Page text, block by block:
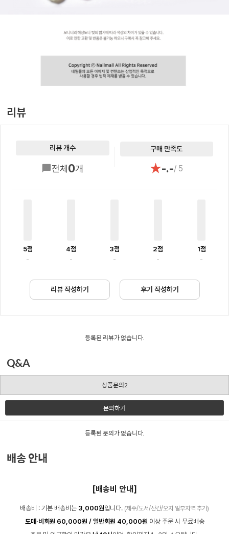
리뷰
리뷰 개수
전체0개
구매 만족도
★-.-/ 5
5점
-
4점
-
3점
-
2점
-
1점
-
리뷰 작성하기 후기 작성하기
등록된 리뷰가 없습니다.
Q&A
상품문의2
문의하기
등록된 문의가 없습니다.
배송 안내
[배송비 안내]
배송비 : 기본 배송비는 3,000원입니다. (제주/도서/산간/오지 일부지역 추가)
도매·비회원 60,000원 / 일반회원 40,000원 이상 주문 시 무료배송